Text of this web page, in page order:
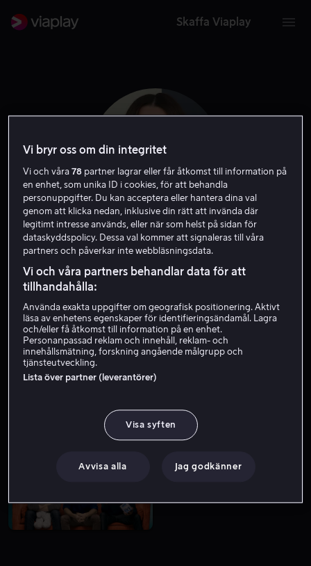
Skaffa Viaplay
Addison Timlin
Hyr 49 kr
Vi bryr oss om din integritet
Vi och våra78 partner lagrar eller får åtkomst till information på
en enhet, som unika ID i cookies, för att behandla
personuppgifter. Du kan acceptera eller hantera dina val
genom att klicka nedan, inklusive din rätt att invända där
legitimt intresse används, eller när som helst på sidan för
dataskyddspolicy. Dessa val kommer att signaleras till våra
partners och påverkar inte webbläsningsdata.
Vi och våra partners behandlar data för att
tillhandahålla:
Använda exakta uppgifter om geografisk positionering. Aktivt
läsa av enhetens egenskaper för identifieringsändamål. Lagra
och/eller få åtkomst till information på en enhet.
Personanpassad reklam och innehåll, reklam- och
innehållsmätning, forskning angående målgrupp och
tjänsteutveckling.
Lista över partner (leverantörer)
Visa syften
Avvisa alla Jag godkänner